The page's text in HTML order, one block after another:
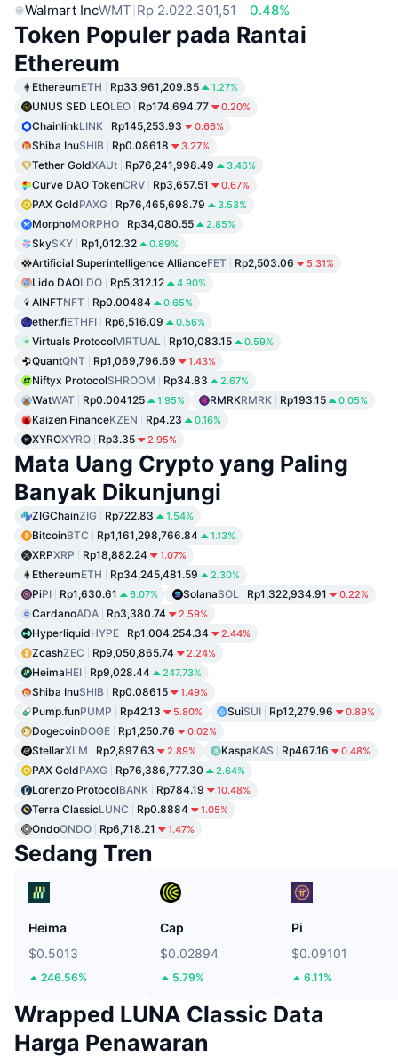
Walmart IncWMT Rp 2.022.301,51 0.48%
Token Populer pada Rantai
Ethereum
EthereumETH Rp33,961,209.85 1.27%
UNUS SED LEOLEO Rp174,694.77 0.20%
ChainlinkLINK Rp145,253.93 0.66%
Shiba InuSHIB Rp0.08618 3.27%
Tether GoldXAUt Rp76,241,998.49 3.46%
Curve DAO TokenCRV Rp3,657.51 0.67%
PAX GoldPAXG Rp76,465,698.79 3.53%
MorphoMORPHO Rp34,080.55 2.85%
SkySKY Rp1,012.32 0.89%
Artificial Superintelligence AllianceFET Rp2,503.06 5.31%
Lido DAOLDO Rp5,312.12 4.90%
AINFTNFT Rp0.00484 0.65%
ether.fiETHFI Rp6,516.09 0.56%
Virtuals ProtocolVIRTUAL Rp10,083.15 0.59%
QuantQNT Rp1,069,796.69 1.43%
Niftyx ProtocolSHROOM Rp34.83 2.67%
WatWAT Rp0.004125 1.95% RMRKRMRK Rp193.15 0.05%
Kaizen FinanceKZEN Rp4.23 0.16%
XYROXYRO Rp3.35 2.95%
Mata Uang Crypto yang Paling
Banyak Dikunjungi
ZIGChainZIG Rp722.83 1.54%
BitcoinBTC Rp1,161,298,766.84 1.13%
XRPXRP Rp18,882.24 1.07%
EthereumETH Rp34,245,481.59 2.30%
PiPI Rp1,630.61 6.07% SolanaSOL Rp1,322,934.91 0.22%
CardanoADA Rp3,380.74 2.59%
HyperliquidHYPE Rp1,004,254.34 2.44%
ZcashZEC Rp9,050,865.74 2.24%
HeimaHEI Rp9,028.44 247.73%
Shiba InuSHIB Rp0.08615 1.49%
Pump.funPUMP Rp42.13 5.80% SuiSUI Rp12,279.96 0.89%
DogecoinDOGE Rp1,250.76 0.02%
StellarXLM Rp2,897.63 2.89% KaspaKAS Rp467.16 0.48%
PAX GoldPAXG Rp76,386,777.30 2.64%
Lorenzo ProtocolBANK Rp784.19 10.48%
Terra ClassicLUNC Rp0.8884 1.05%
OndoONDO Rp6,718.21 1.47%
Sedang Tren
Heima
$0.5013
246.56%
Cap
$0.02894
5.79%
Pi
$0.09101
6.11%
Wrapped LUNA Classic Data
Harga Penawaran